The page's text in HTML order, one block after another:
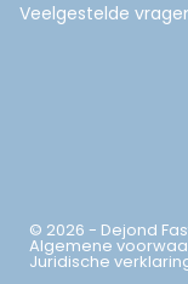
Veelgestelde
© 2026 - Dejond
Algemene
Juridische